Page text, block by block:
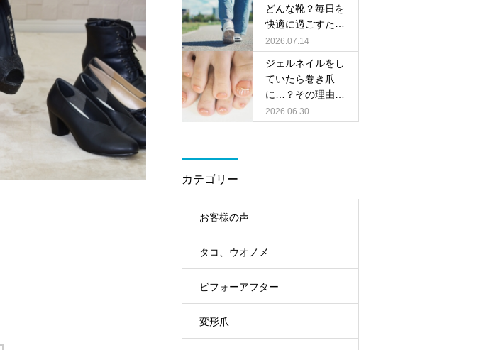
どんな靴？毎日を
快適に過ごすため
の靴選びのポイン
トをご紹介！
2026.07.14
ジェルネイルをし
ていたら巻き爪
に…？その理由と
足元ケアのポイン
ト
2026.06.30
カテゴリー
お客様の声
タコ、ウオノメ
ビフォーアフター
変形爪